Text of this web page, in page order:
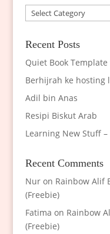
Categories
Recent Posts
Quiet Book Template
Berhijrah ke hosting
Adil bin Anas
Resipi Biskut Arab
Learning New Stuff
Recent Comments
Nuron Rainbow Alif
(Freebie)
Fatima on Rainbow
(Freebie)